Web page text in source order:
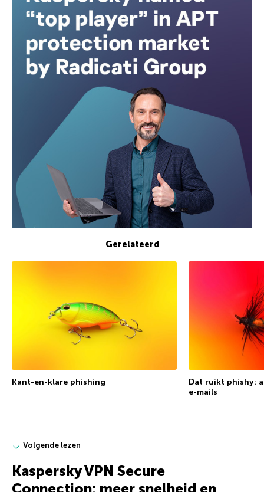
Gerelateerd
Kant-en-klare phishing
Dat ruikt phishy:
e-mails
Volgende lezen
Kaspersky VPN Secure